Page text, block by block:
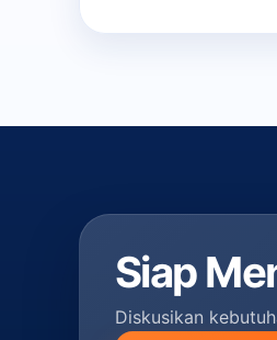
Siap
Diskusikan